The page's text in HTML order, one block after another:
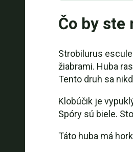
Čo by ste
Strobilurus
žiabrami. Huba
Tento druh sa
Klobúčik je
Spóry sú biele.
Táto huba má